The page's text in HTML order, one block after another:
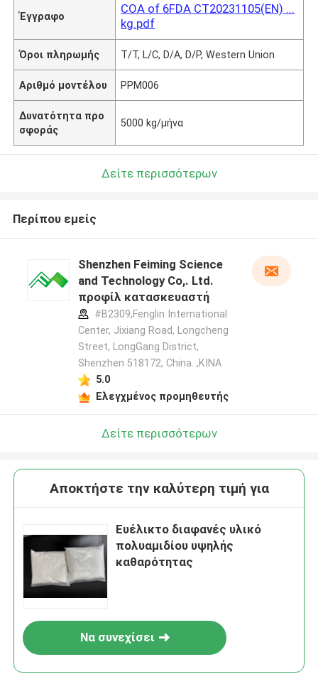
Έγγραφο
COA of 6FDA CT20231105(EN) ...
kg.pdf
Όροι πληρωμής T/T, L/C, D/A, D/P, Western Union
Αριθμό μοντέλου PPM006
Δυνατότητα προ
σφοράς
5000 kg/μήνα
Δείτε περισσότερων
Περίπου εμείς
Shenzhen Feiming Science
and Technology Co,. Ltd.
προφίλ κατασκευαστή
#B2309,Fenglin International
Center, Jixiang Road, Longcheng
Street, LongGang District,
Shenzhen 518172, China. ,ΚΙΝΑ
5.0
Ελεγχμένος προμηθευτής
Δείτε περισσότερων
Αποκτήστε την καλύτερη τιμή για
Ευέλικτο διαφανές υλικό
πολυαμιδίου υψηλής
καθαρότητας
Να συνεχίσει